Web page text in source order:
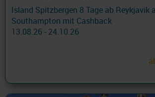
Island Spitzbergen 8 Tage ab Reykjavik
Southampton mit Cashback
13.08.26 - 24.10.26